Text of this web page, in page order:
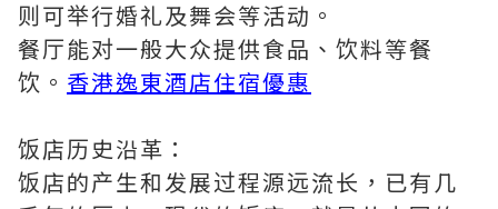
则可举行婚礼及舞会等活动。
餐厅能对一般大众提供食品、饮料等餐
饮。 香港逸東酒店住宿優惠
饭店历史沿革：
饭店的产生和发展过程源远流长，已有几